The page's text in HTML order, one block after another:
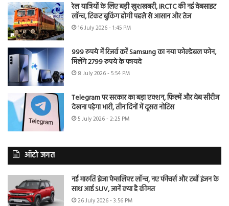
रेल यात्रियों के लिए बड़ी खुशखबरी, IRCTC की नई वेबसाइट
लॉन्च, टिकट बुकिंग होगी पहले से आसान और तेज
16 July 2026 - 1:45 PM
999 रुपये में रिजर्व करें Samsung का नया फोल्डेबल फोन,
मिलेंगे 2799 रुपये के फायदे
8 July 2026 - 5:54 PM
Telegram पर सरकार का बड़ा एक्शन, फिल्में और वेब सीरीज
देखना पड़ेगा भारी, तीन दिनों में दूसरा नोटिस
5 July 2026 - 2:25 PM
ऑटो जगत
नई मारुति ब्रेजा फेसलिफ्ट लॉन्च, नए फीचर्स और टर्बो इंजन के
साथ आई SUV, जानें क्या है कीमत
26 July 2026 - 3:56 PM